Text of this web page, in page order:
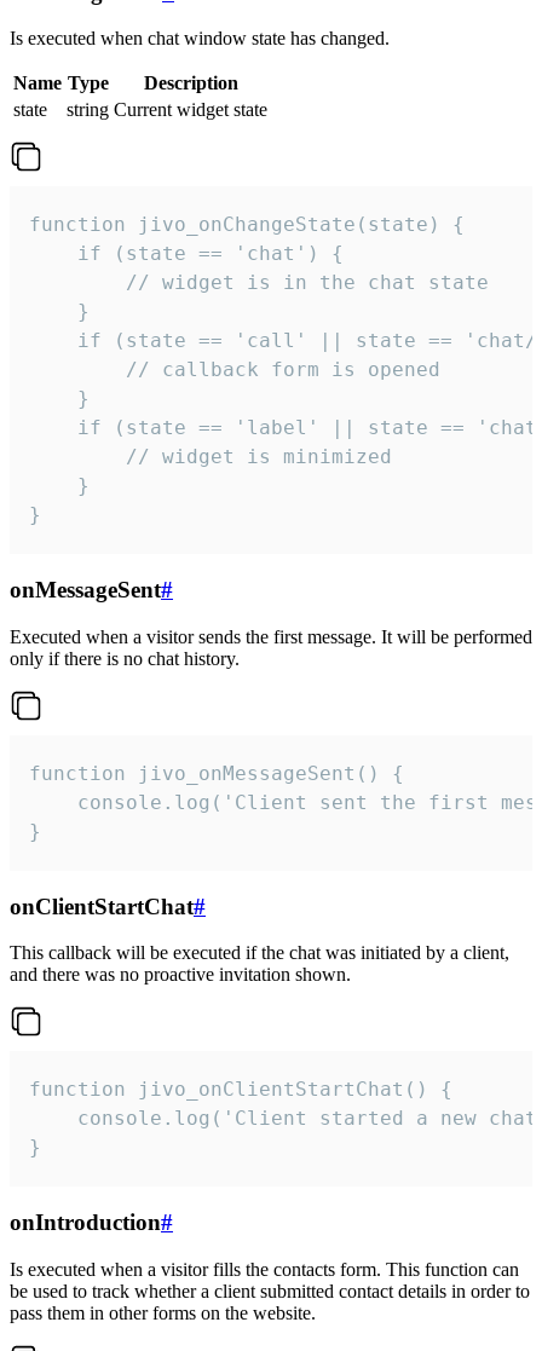
Is executed when chat window state has changed.
Name Type
Description
state
string Current widget state
function jivo_onChangeState(state) {
    if (state == 'chat') {
        // widget is in the chat state
    }
if (state == 'call' || state ==
        // callback form is opened
    }
if (state == 'label' || state ==
        // widget is minimized
    }
}
onMessageSent#
Executed when a visitor sends the first message. It will be performed
only if there is no chat history.
function jivo_onMessageSent() {
console.log('Client sent the first
}
onClientStartChat#
This callback will be executed if the chat was initiated by a client,
and there was no proactive invitation shown.
function jivo_onClientStartChat() {
console.log('Client started a new
}
onIntroduction#
Is executed when a visitor fills the contacts form. This function can
be used to track whether a client submitted contact details in order to
pass them in other forms on the website.